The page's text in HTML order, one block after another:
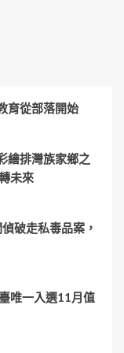
育從部落開始
繪排灣族家鄉之
未來
破走私毒品案，
唯一入選11月值